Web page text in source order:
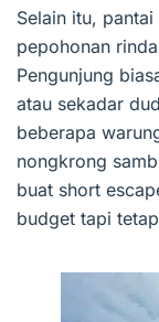
Selain itu,
pepohonan
Pengunjung
atau sekadar
beberapa
nongkrong
buat short
budget tapi